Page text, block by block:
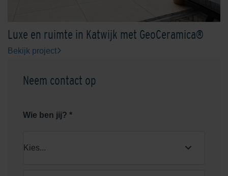
Luxe en ruimte in Katwijk met GeoCeramica®
Bekijk project
Neem contact op
Wie ben jij? *